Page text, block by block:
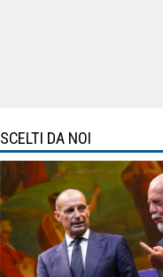
SCELTI DA NOI